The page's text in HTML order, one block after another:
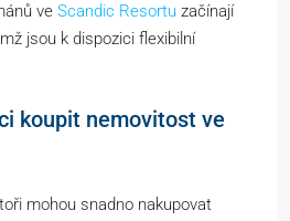
ve Scandic Resortu začínají
jsou k dispozici flexibilní
koupit nemovitost ve
mohou snadno nakupovat